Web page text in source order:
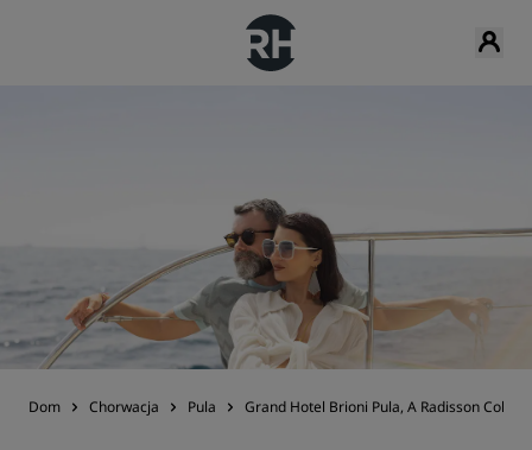
Dom Chorwacja Pula Grand Hotel Brioni Pula, A Radisson